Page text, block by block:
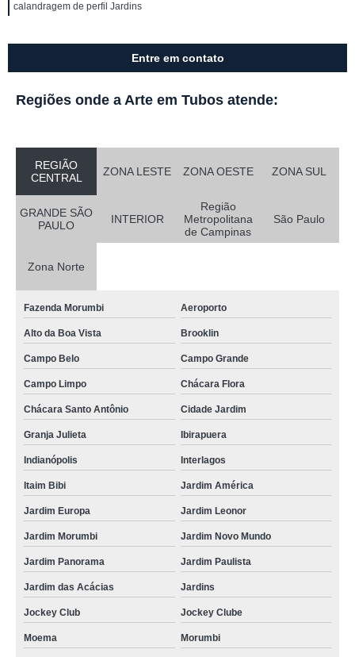
calandragem de perfil Jardins
Entre em contato
Regiões onde a Arte em Tubos atende:
REGIÃO
CENTRAL
ZONA LESTE ZONA OESTE ZONA SUL
GRANDE SÃO
PAULO
INTERIOR
Região
Metropolitana
de Campinas
São Paulo
Zona Norte
Fazenda Morumbi Aeroporto
Alto da Boa Vista Brooklin
Campo Belo Campo Grande
Campo Limpo Chácara Flora
Chácara Santo Antônio Cidade Jardim
Granja Julieta Ibirapuera
Indianópolis Interlagos
Itaim Bibi Jardim América
Jardim Europa Jardim Leonor
Jardim Morumbi Jardim Novo Mundo
Jardim Panorama Jardim Paulista
Jardim das Acácias Jardins
Jockey Club Jockey Clube
Moema Morumbi